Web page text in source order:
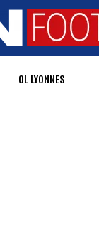
OL LYONNES